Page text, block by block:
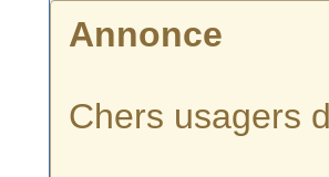
Annonce
Chers usagers